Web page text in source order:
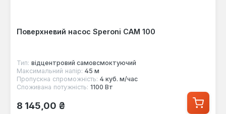
Поверхневий насос Speroni CAM 100
Тип: відцентровий самовсмоктуючий
Максимальний напір: 45 м
Пропускна спроможність: 4 куб. м/час
Споживана потужність: 1100 Вт
Звичайна ціна:
8 145,00 ₴